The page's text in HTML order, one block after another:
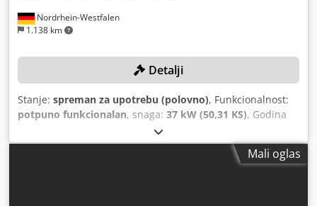
Nordrhein-Westfalen
1.138 km
Detalji
Stanje: spreman za upotrebu (polovno), Funkcionalnost:
potpuno funkcionalan, snaga: 37 kW (50,31 KS), Godina
, pritisak (max.):
kapacitet rezervoara:1.500 l, maksimalna brzina okretanja:
475,2 m³/h, broj
Mali oglas